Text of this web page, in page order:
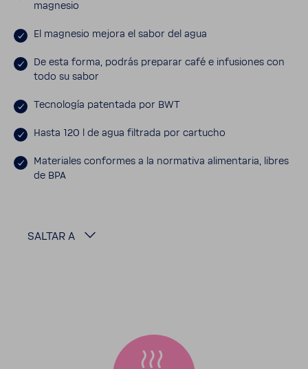
magnesio
El magnesio mejora el sabor del agua
De esta forma, podrás preparar café e infu­siones con
todo su sabor
Tecno­logía paten­tada por BWT
Hasta 120 l de agua filtrada por cartucho
Mate­riales conformes a la norma­tiva alimen­taria, libres
de BPA
SALTAR A